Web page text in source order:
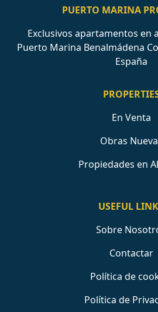
PUERTO MARINA
Exclusivos apartamentos en
Puerto Marina Benalmádena
España
En Venta
Obras
Propiedades en
USEFUL
Sobre
Contactar
Política de
Política de